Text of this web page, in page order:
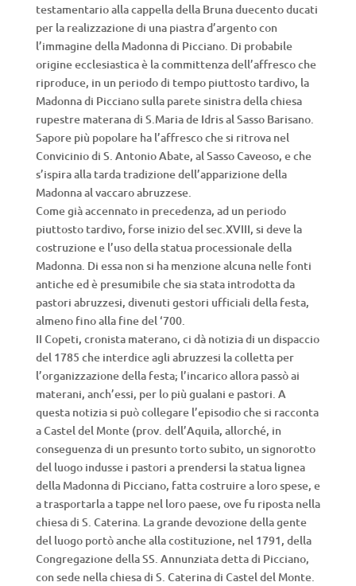
testamentario alla cappella della Bruna duecento ducati
per la realizzazione di una piastra d’argento con
l’immagine della Madonna di Picciano. Di probabile
origine ecclesiastica è la committenza dell’affresco che
riproduce, in un periodo di tempo piuttosto tardivo, la
Madonna di Picciano sulla parete sinistra della chiesa
rupestre materana di S.Maria de Idris al Sasso Barisano.
Sapore più popolare ha l’affresco che si ritrova nel
Convicinio di S. Antonio Abate, al Sasso Caveoso, e che
s’ispira alla tarda tradizione dell’apparizione della
Madonna al vaccaro abruzzese.
Come già accennato in precedenza, ad un periodo
piuttosto tardivo, forse inizio del sec.XVIII, si deve la
costruzione e l’uso della statua processionale della
Madonna. Di essa non si ha menzione alcuna nelle fonti
antiche ed è presumibile che sia stata introdotta da
pastori abruzzesi, divenuti gestori ufficiali della festa,
almeno fino alla fine del ‘700.
II Copeti, cronista materano, ci dà notizia di un dispaccio
del 1785 che interdice agli abruzzesi la colletta per
l’organizzazione della festa; l’incarico allora passò ai
materani, anch’essi, per lo più gualani e pastori. A
questa notizia si può collegare l’episodio che si racconta
a Castel del Monte (prov. dell’Aquila, allorché, in
conseguenza di un presunto torto subito, un signorotto
del luogo indusse i pastori a prendersi la statua lignea
della Madonna di Picciano, fatta costruire a loro spese, e
a trasportarla a tappe nel loro paese, ove fu riposta nella
chiesa di S. Caterina. La grande devozione della gente
del luogo portò anche alla costituzione, nel 1791, della
Congregazione della SS. Annunziata detta di Picciano,
con sede nella chiesa di S. Caterina di Castel del Monte.